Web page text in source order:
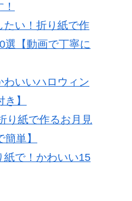
たい！折り紙で作
選【動画で丁寧に
いいハロウィン
】
り紙で作るお月見
単】
紙で！かわいい15